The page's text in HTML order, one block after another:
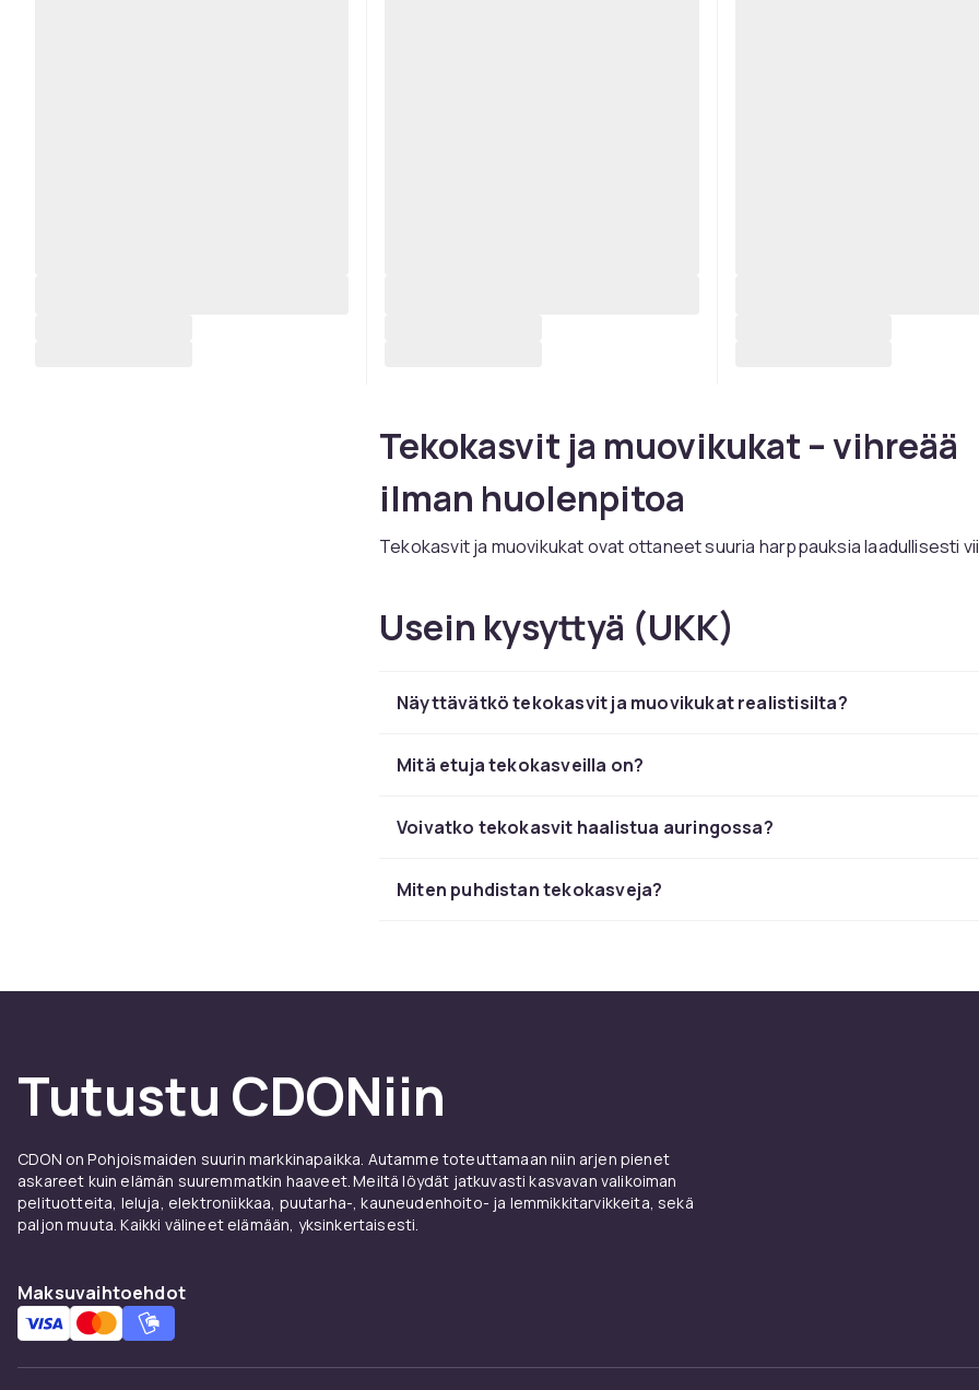
Tekokasvit ja muovikukat – vihreää
ilman huolenpitoa
Tekokasvit ja muovikukat ovat ottaneet suuria harppauksia laadullisesti
joka haluaa vihreän ja elävän kodin, mutta ei ole aikaa, tilaa tai edellytyksiä
kasveille. CDON:lta löydät laajan valikoiman korkealaatuisia tekokasveja ja
Tekokasveja on saatavissa lukemattomissa muunnelmissa – sukulenteista
trooppisiin kukkiin. On myös tekoja vihreitä kasveja kuten monstera,
lähes aidoilta. Valitse UV-suojatuilla materiaaleilla valmistettuja tuotteita,
Sijoita tekokasvisi kauniisiin
maljakoihin ja pöytäkoristeisiin
realistiseen asetteluun.
menettämättä väriä ja muotoaan. CDON:lta löydät tekokasveja ja
kaikissa tyyleissä, koissa ja hintaluokissa.
Usein kysyttyä (UKK)
Näyttävätkö tekokasvit ja muovikukat realistisilta?
Mitä etuja tekokasveilla on?
Voivatko tekokasvit haalistua auringossa?
Miten puhdistan tekokasveja?
Tutustu CDONiin
CDON on Pohjoismaiden suurin markkinapaikka. Autamme toteuttamaan niin arjen pienet
askareet kuin elämän suuremmatkin haaveet. Meiltä löydät jatkuvasti kasvavan valikoiman
pelituotteita, leluja, elektroniikkaa, puutarha-, kauneudenhoito- ja lemmikkitarvikkeita, sekä
paljon muuta. Kaikki välineet elämään, yksinkertaisesti.
Maksuvaihtoehdot